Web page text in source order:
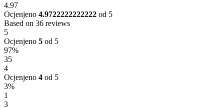
4.97
Ocjenjeno 4.9722222222222 od 5
Based on 36 reviews
5
Ocjenjeno 5 od 5
97%
35
4
Ocjenjeno 4 od 5
3%
1
3